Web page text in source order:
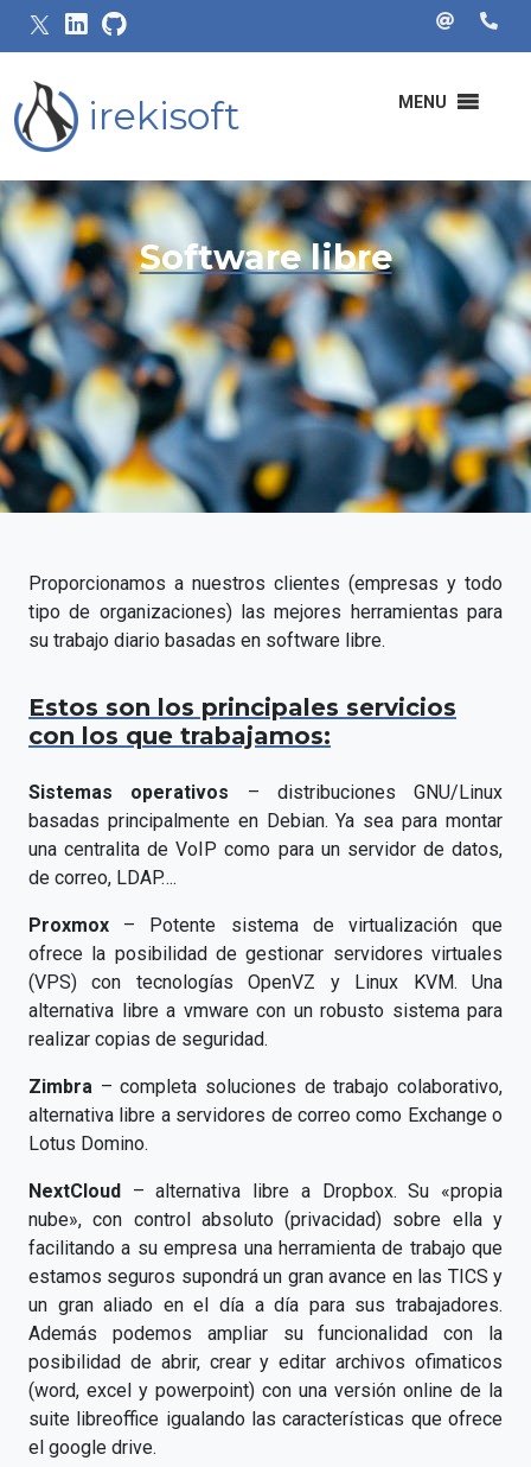
irekisoft MENU
Software libre
Proporcionamos a nuestros clientes (empresas y todo
tipo de organizaciones) las mejores herramientas para
su trabajo diario basadas en software libre.
Estos son los principales servicios
con los que trabajamos:
Sistemas operativos – distribuciones GNU/Linux
basadas principalmente en Debian. Ya sea para montar
una centralita de VoIP como para un servidor de datos,
de correo, LDAP….
Proxmox – Potente sistema de virtualización que
ofrece la posibilidad de gestionar servidores virtuales
(VPS) con tecnologías OpenVZ y Linux KVM. Una
alternativa libre a vmware con un robusto sistema para
realizar copias de seguridad.
Zimbra – completa soluciones de trabajo colaborativo,
alternativa libre a servidores de correo como Exchange o
Lotus Domino.
NextCloud – alternativa libre a Dropbox. Su «propia
nube», con control absoluto (privacidad) sobre ella y
facilitando a su empresa una herramienta de trabajo que
estamos seguros supondrá un gran avance en las TICS y
un gran aliado en el día a día para sus trabajadores.
Además podemos ampliar su funcionalidad con la
posibilidad de abrir, crear y editar archivos ofimaticos
(word, excel y powerpoint) con una versión online de la
suite libreoffice igualando las características que ofrece
el google drive.